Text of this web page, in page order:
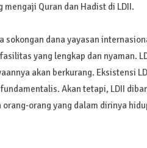
Quran dan Hadist di LDII.
dana yayasan
yang lengkap dan nyaman.
akan berkurang. Eksistensi
Akan tetapi, LDII
orang yang dalam dirinya